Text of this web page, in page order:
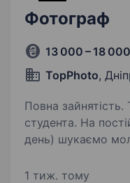
Фотограф
13 000 – 18
TopPhoto,
Повна зайнятість.
студента. На постійну роботу (повний робочий
день) шукаємо
за вільним
1 тиж. тому